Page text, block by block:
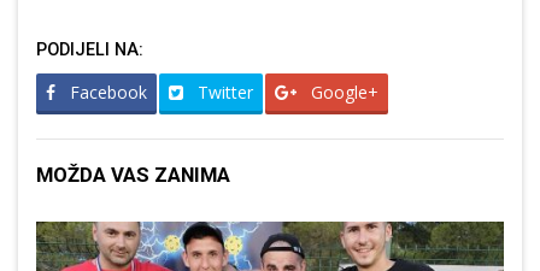
PODIJELI NA:
Facebook Twitter Google+
MOŽDA VAS ZANIMA